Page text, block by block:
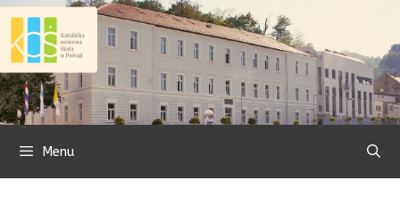
Preskoči
sadržaj
Menu